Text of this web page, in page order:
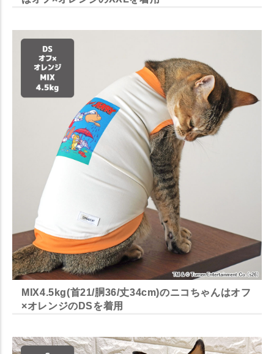
MIX4.5kg(首21/胴36/丈34cm)のニコちゃんはオフ
×オレンジのDSを着用